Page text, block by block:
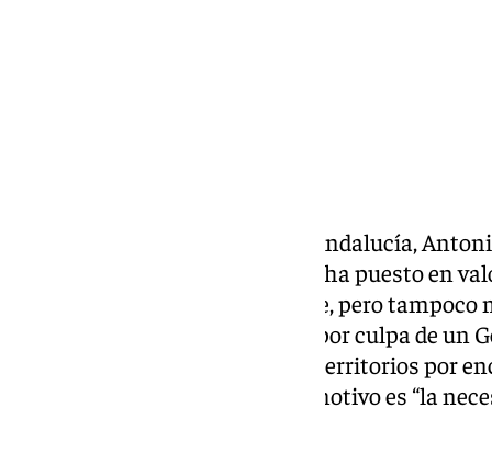
El secretario general del PP de Andalucía,
lunes en la sede regional donde ha puesto en
diciembre: no ser más que nadie, pero
según ha dicho, “sigue vigente, por culpa de
izquierda que privilegia a unos territorios por
Repullo incide en que el único motivo es “la